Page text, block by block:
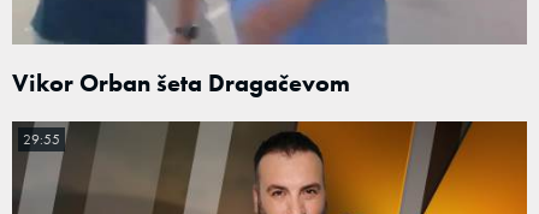
Vikor Orban šeta Dragačevom
29:55